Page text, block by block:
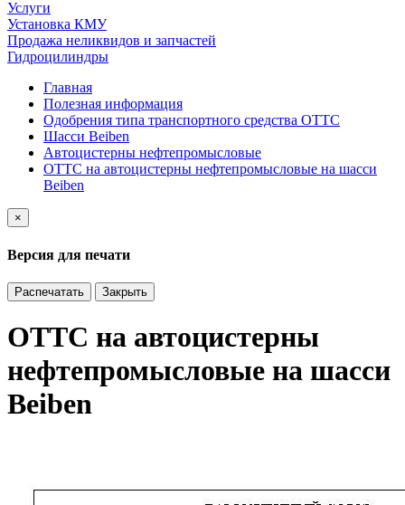
Услуги
Установка КМУ
Продажа неликвидов и запчастей
Гидроцилиндры
Главная
Полезная информация
Одобрения типа транспортного средства ОТТС
Шасси Beiben
Автоцистерны нефтепромысловые
ОТТС на автоцистерны нефтепромысловые на шасси
Beiben
×
Версия для печати
Распечатать Закрыть
ОТТС на автоцистерны
нефтепромысловые на шасси
Beiben